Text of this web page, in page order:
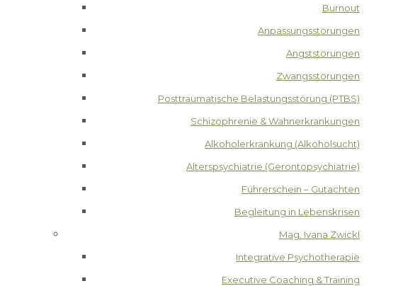
Burnout
Anpassungsstörungen
Angststörungen
Zwangsstörungen
Posttraumatische Belastungsstörung (PTBS)
Schizophrenie & Wahnerkrankungen
Alkoholerkrankung (Alkoholsucht)
Alterspsychiatrie (Gerontopsychiatrie)
Führerschein – Gutachten
Begleitung in Lebenskrisen
Mag. Ivana Zwickl
Integrative Psychotherapie
Executive Coaching & Training